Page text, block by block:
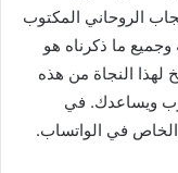
الروحاني المكتوب
وجميع ما ذكرناه هو
النجاة من هذه
ويساعدك. في
في الواتساب.